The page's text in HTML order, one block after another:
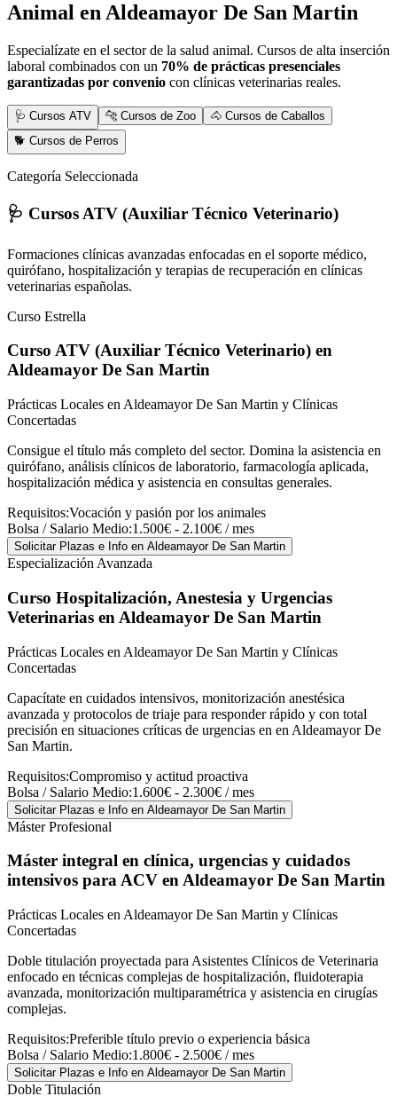
Animal en Aldeamayor De San Martin
Especialízate en el sector de la salud animal. Cursos de alta inserción
laboral combinados con un 70% de prácticas presenciales
garantizadas por convenio con clínicas veterinarias reales.
🩺 Cursos ATV 🐆 Cursos de Zoo
🐴 Cursos de Caballos
🐕 Cursos de Perros
Categoría Seleccionada
🩺 Cursos ATV (Auxiliar Técnico Veterinario)
Formaciones clínicas avanzadas enfocadas en el soporte médico,
quirófano, hospitalización y terapias de recuperación en clínicas
veterinarias españolas.
Curso Estrella
Curso ATV (Auxiliar Técnico Veterinario) en
Aldeamayor De San Martin
Prácticas Locales en Aldeamayor De San Martin y Clínicas
Concertadas
Consigue el título más completo del sector. Domina la asistencia en
quirófano, análisis clínicos de laboratorio, farmacología aplicada,
hospitalización médica y asistencia en consultas generales.
Requisitos:Vocación y pasión por los animales
Bolsa / Salario Medio:1.500€ - 2.100€ / mes
Solicitar Plazas e Info en Aldeamayor De San Martin
Especialización Avanzada
Curso Hospitalización, Anestesia y Urgencias
Veterinarias en Aldeamayor De San Martin
Prácticas Locales en Aldeamayor De San Martin y Clínicas
Concertadas
Capacítate en cuidados intensivos, monitorización anestésica
avanzada y protocolos de triaje para responder rápido y con total
precisión en situaciones críticas de urgencias en en Aldeamayor De
San Martin.
Requisitos:Compromiso y actitud proactiva
Bolsa / Salario Medio:1.600€ - 2.300€ / mes
Solicitar Plazas e Info en Aldeamayor De San Martin
Máster Profesional
Máster integral en clínica, urgencias y cuidados
intensivos para ACV en Aldeamayor De San Martin
Prácticas Locales en Aldeamayor De San Martin y Clínicas
Concertadas
Doble titulación proyectada para Asistentes Clínicos de Veterinaria
enfocado en técnicas complejas de hospitalización, fluidoterapia
avanzada, monitorización multiparamétrica y asistencia en cirugías
complejas.
Requisitos:Preferible título previo o experiencia básica
Bolsa / Salario Medio:1.800€ - 2.500€ / mes
Solicitar Plazas e Info en Aldeamayor De San Martin
Doble Titulación